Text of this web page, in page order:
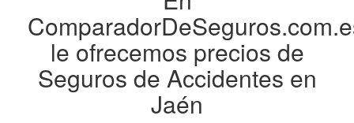
le ofrecemos precios de
Seguros de Accidentes en
Jaén